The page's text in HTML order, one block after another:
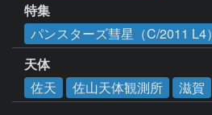
特集
パンスターズ彗星（C/2011 L4）
天体
佐天
佐山天体観測所 滋賀